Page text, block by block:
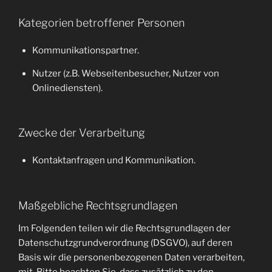
Kategorien betroffener Personen
Kommunikationspartner.
Nutzer (z.B. Webseitenbesucher, Nutzer von
Onlinediensten).
Zwecke der Verarbeitung
Kontaktanfragen und Kommunikation.
Maßgebliche Rechtsgrundlagen
Im Folgenden teilen wir die Rechtsgrundlagen der
Datenschutzgrundverordnung (DSGVO), auf deren
Basis wir die personenbezogenen Daten verarbeiten,